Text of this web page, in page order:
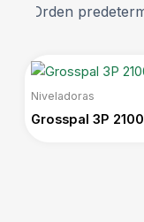
Niveladoras
Grosspal 3P 2100